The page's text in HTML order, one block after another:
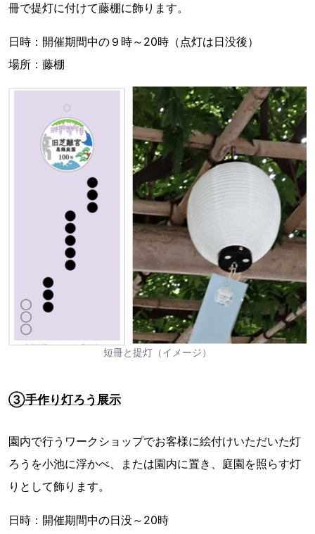
冊で提灯に付けて藤棚に飾ります。
日時：開催期間中の９時～20時（点灯は日没後）
場所：藤棚
短冊と提灯（イメージ）
③手作り灯ろう展示
園内で行うワークショップでお客様に絵付けいただいた灯
ろうを小池に浮かべ、または園内に置き、庭園を照らす灯
りとして飾ります。
日時：開催期間中の日没～20時